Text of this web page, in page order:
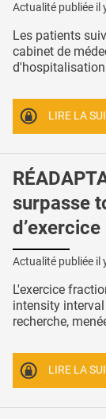
Actualité publiée il
Les patients
cabinet de
d'hospitalisation
LIRE LA
surpasse
d’exercice
Actualité publiée il
L'exercice
intensity
recherche,
LIRE LA